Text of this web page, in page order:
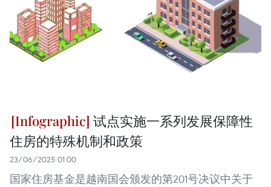
试点实施一系列发展保障性
住房的特殊机制和政策
23/06/2025 01:00
国家住房基金是越南国会颁发的第201号决议中关于